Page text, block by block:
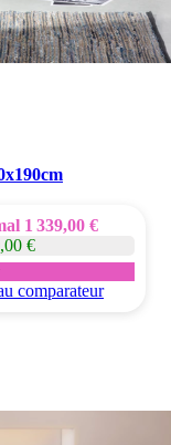
1 339,00 €
€
comparateur